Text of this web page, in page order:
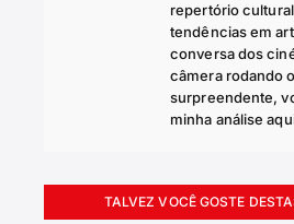
repertório
tendências em
conversa dos
câmera rodando
surpreendente,
minha análise
TALVEZ VOCÊ GOSTE